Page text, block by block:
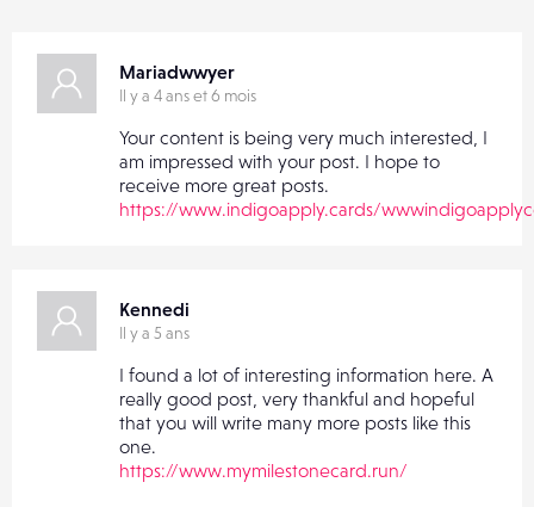
Mariadwwyer
Il y a 4 ans et 6 mois
Your content is being very much interested, I
am impressed with your post. I hope to
receive more great posts.
https://www.indigoapply.cards/
Kennedi
Il y a 5 ans
I found a lot of interesting information here. A
really good post, very thankful and hopeful
that you will write many more posts like this
one.
https://www.mymilestonecard.run/